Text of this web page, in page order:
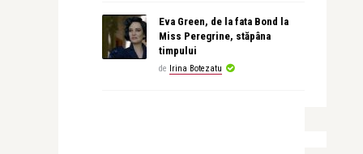
Eva Green, de la fata Bond la
Miss Peregrine, stăpâna
timpului
de Irina Botezatu